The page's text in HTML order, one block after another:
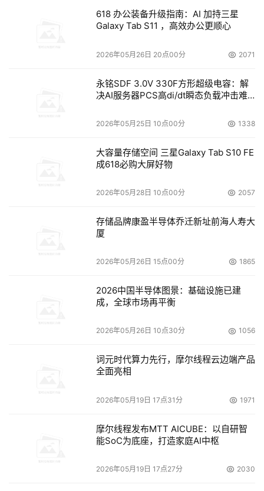
618 办公装备升级指南：AI 加持三星
Galaxy Tab S11 ，高效办公更顺心
2026年05月26日 20点00分 2071
永铭SDF 3.0V 330F方形超级电容：解
决AI服务器PCS高di/dt瞬态负载冲击难
2026年05月25日 10点00分 1338
大容量存储空间 三星Galaxy Tab S10 FE
成618必购大屏好物
2026年05月28日 10点00分 2057
存储品牌康盈半导体乔迁新址前海人寿大
厦
2026年05月26日 15点00分 1865
2026中国半导体图景：基础设施已建
成，全球市场再平衡
2026年05月26日 10点30分 1056
词元时代算力先行，摩尔线程云边端产品
全面亮相
2026年05月19日 17点31分 1971
摩尔线程发布MTT AICUBE：以自研智
能SoC为底座，打造家庭AI中枢
2026年05月19日 17点27分 2030